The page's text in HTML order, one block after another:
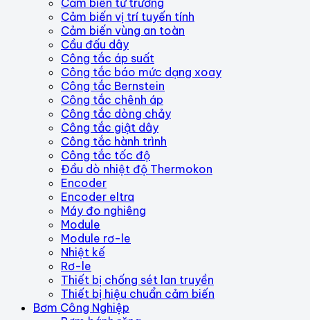
Cảm biến vị trí tuyến tính
Cảm biến vùng an toàn
Cầu đấu dây
Công tắc áp suất
Công tắc báo mức dạng xoay
Công tắc Bernstein
Công tắc chênh áp
Công tắc dòng chảy
Công tắc giật dây
Công tắc hành trình
Công tắc tốc độ
Đầu dò nhiệt độ Thermokon
Encoder
Encoder eltra
Máy đo nghiêng
Module
Module rơ-le
Nhiệt kế
Rơ-le
Thiết bị chống sét lan truyền
Thiết bị hiệu chuẩn cảm biến
Bơm Công Nghiệp